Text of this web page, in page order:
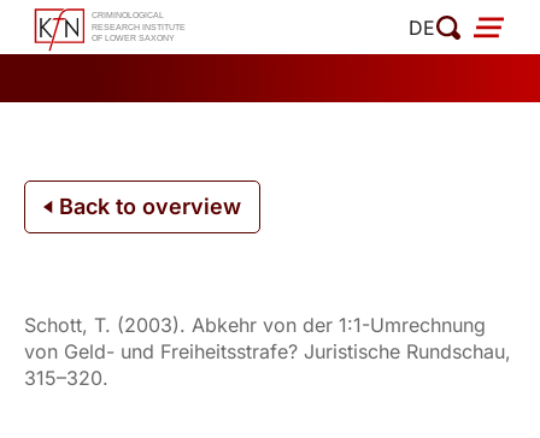
Skip
DE
Back to overview
Schott, T. (2003). Abkehr von der 1:1-Umrechnung
von Geld- und Freiheitsstrafe? Juristische Rundschau,
315–320.